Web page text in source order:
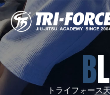
トライフォース